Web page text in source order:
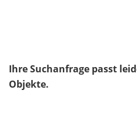
Ihre Suchanfrage passt
Objekte.